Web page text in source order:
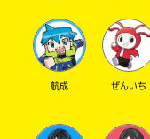
航成 ぜんいち